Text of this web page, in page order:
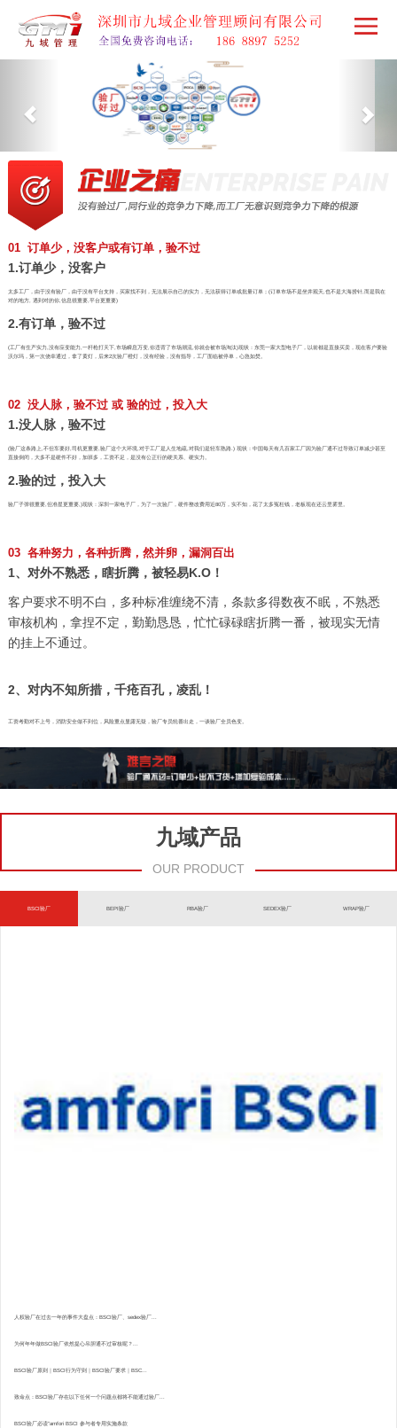
01 订单少，没客户或有订单，验不过
1.订单少，没客户
太多工厂，由于没有验厂，由于没有平台支持，买家找不到，无法展示自己的实力，无法获得订单或批量订单；(订单市场不是坐井观天,也不是大海捞针,而是我在
对的地方, 遇到对的你,信息很重要,平台更重要)
2.有订单，验不过
(工厂有生产实力,没有应变能力,一杆枪打天下,市场瞬息万变,你违背了市场潮流,你就会被市场淘汰)现状：东莞一家大型电子厂，以前都是直接买卖，现在客户要验
沃尔玛，第一次侥幸通过，拿了黄灯，后来2次验厂橙灯，没有经验，没有指导，工厂面临被停单，心急如焚。
02 没人脉，验不过 或 验的过，投入大
1.没人脉，验不过
(验厂这条路上,不但车要好,司机更重要,验厂这个大环境,对于工厂是人生地疏,对我们是轻车熟路.) 现状：中国每天有几百家工厂因为验厂通不过导致订单减少甚至
直接倒闭，大多不是硬件不好，加班多，工资不足，是没有公正行的硬关系、硬实力。
2.验的过，投入大
验厂子弹很重要,但准星更重要,)现状：深圳一家电子厂，为了一次验厂，硬件整改费用近80万，实不知，花了太多冤枉钱，老板现在还云里雾里。
03 各种努力，各种折腾，然并卵，漏洞百出
1、对外不熟悉，瞎折腾，被轻易K.O！
客户要求不明不白，多种标准缠绕不清，条款多得数夜不眠，不熟悉
审核机构，拿捏不定，勤勤恳恳，忙忙碌碌瞎折腾一番，被现实无情
的挂上不通过。
2、对内不知所措，千疮百孔，凌乱！
工资考勤对不上号，消防安全做不到位，风险重点显露无疑，验厂专员轮番出走，一谈验厂全员色变。
九域产品
OUR PRODUCT
BSCI验厂 BEPI验厂 RBA验厂 SEDEX验厂 WRAP验厂
人权验厂在过去一年的事件大盘点：BSCI验厂、sedex验厂...
为何年年做BSCI验厂依然提心吊胆通不过审核呢？...
BSCI验厂原则｜BSCI行为守则｜BSCI验厂要求｜BSC...
致命点：BSCI验厂存在以下任何一个问题点都将不能通过验厂...
BSCI验厂必读”amfori BSCI 参与者专用实施条款